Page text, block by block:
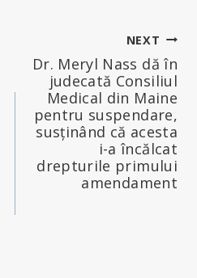
NEXT
Dr. Meryl Nass dă în
judecată Consiliul
Medical din Maine
pentru suspendare,
susținând că acesta
i-a încălcat
drepturile primului
amendament